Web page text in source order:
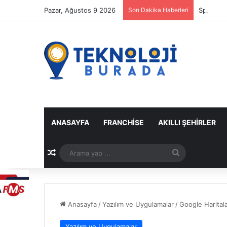
Pazar, Ağustos 9 2026 Son Dakika Haberleri Spotify
ANASAYFA FRANCHISE AKILLI ŞEHIRLER
Rastgele Makale
yap
Anasayfa /Yazılım ve Uygulamalar /Google